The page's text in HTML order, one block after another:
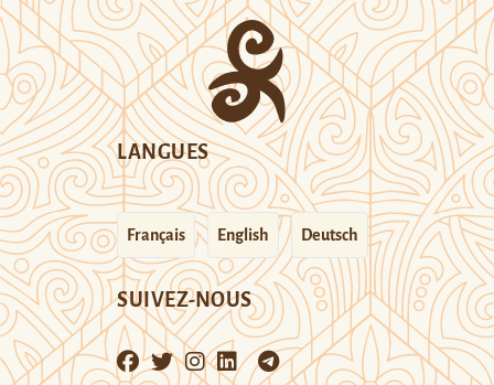
LANGUES
Français English Deutsch
SUIVEZ-NOUS